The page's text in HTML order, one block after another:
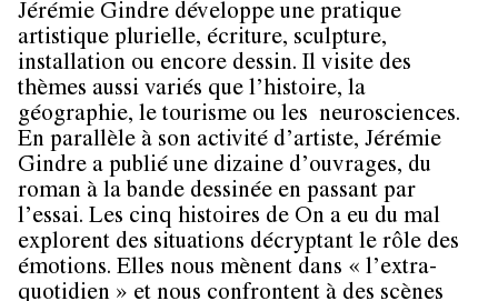
Jérémie Gindre développe une pratique
artistique plurielle, écriture, sculpture,
installation ou encore dessin. Il visite des
thèmes aussi variés que l’histoire, la
géographie, le tourisme ou les neurosciences.
En parallèle à son activité d’artiste, Jérémie
Gindre a publié une dizaine d’ouvrages, du
roman à la bande dessinée en passant par
l’essai. Les cinq histoires de On a eu du mal
explorent des situations décryptant le rôle des
émotions. Elles nous mènent dans « l’extra-
quotidien » et nous confrontent à des scènes